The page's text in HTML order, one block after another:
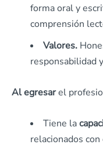
forma oral y
comprensión
Valores.
responsabilidad
Al egresarel
Tiene la
relacionados